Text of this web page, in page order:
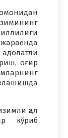
оғир
ҳал
кўриб